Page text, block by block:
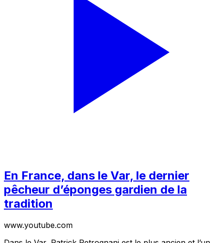
En France, dans le Var, le dernier
pêcheur d’éponges gardien de la
tradition
www.youtube.com